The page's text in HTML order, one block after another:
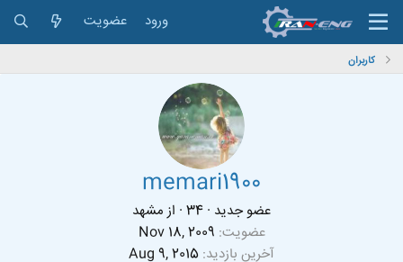
ورود عضویت
کاربران
memari1900
عضو جدید ·
· از مشهد
عضویت Nov 18, 2009
آخرین بازدید Aug 9, 2015